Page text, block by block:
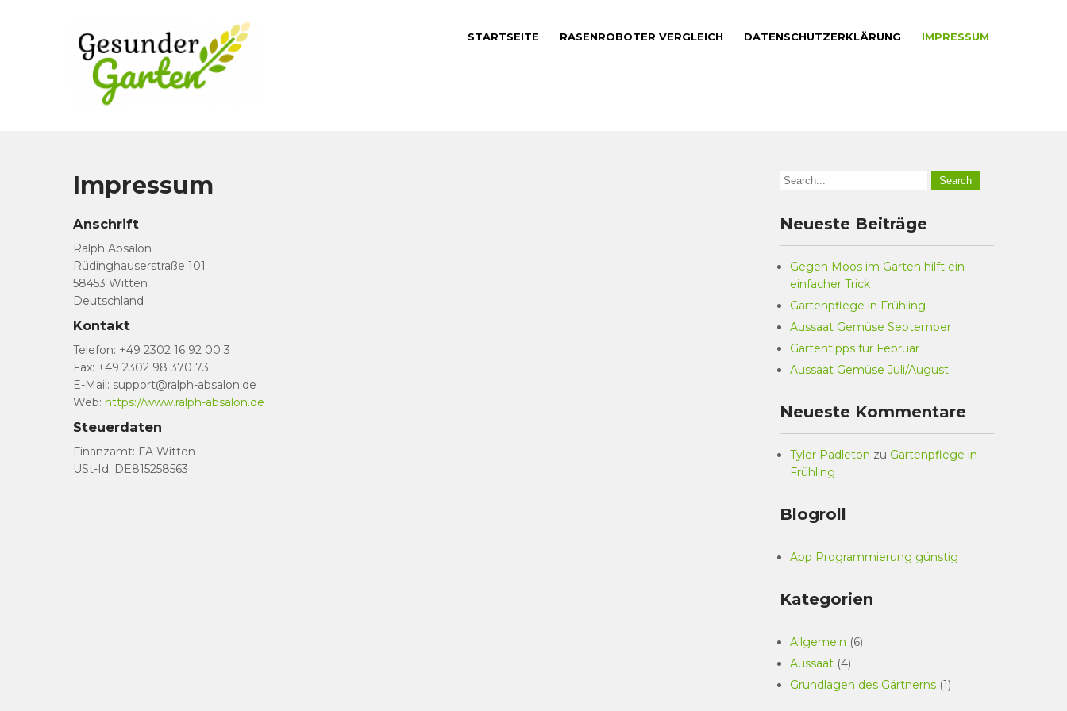
STARTSEITE RASENROBOTER VERGLEICH DATENSCHUTZERKLÄRUNG IMPRESSUM
Impressum
Anschrift
Ralph Absalon
Rüdinghauserstraße 101
58453 Witten
Deutschland
Kontakt
Telefon: +49 2302 16 92 00 3
Fax: +49 2302 98 370 73
E-Mail: support@ralph-absalon.de
Web: https://www.ralph-absalon.de
Steuerdaten
Finanzamt: FA Witten
USt-Id: DE815258563
Neueste Beiträge
Gegen Moos im Garten hilft ein
einfacher Trick
Gartenpflege in Frühling
Aussaat Gemüse September
Gartentipps für Februar
Aussaat Gemüse Juli/August
Neueste Kommentare
Tyler Padleton zu Gartenpflege in
Frühling
Blogroll
App Programmierung günstig
Kategorien
Allgemein (6)
Aussaat (4)
Grundlagen des Gärtnerns (1)